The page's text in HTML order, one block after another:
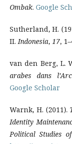
Ombak. Google
Sutherland, H.
II. Indonesia, 17,
van den Berg, L.
arabes dans
Google Scholar
Warnk, H. (2011).
Identity
Political Studies